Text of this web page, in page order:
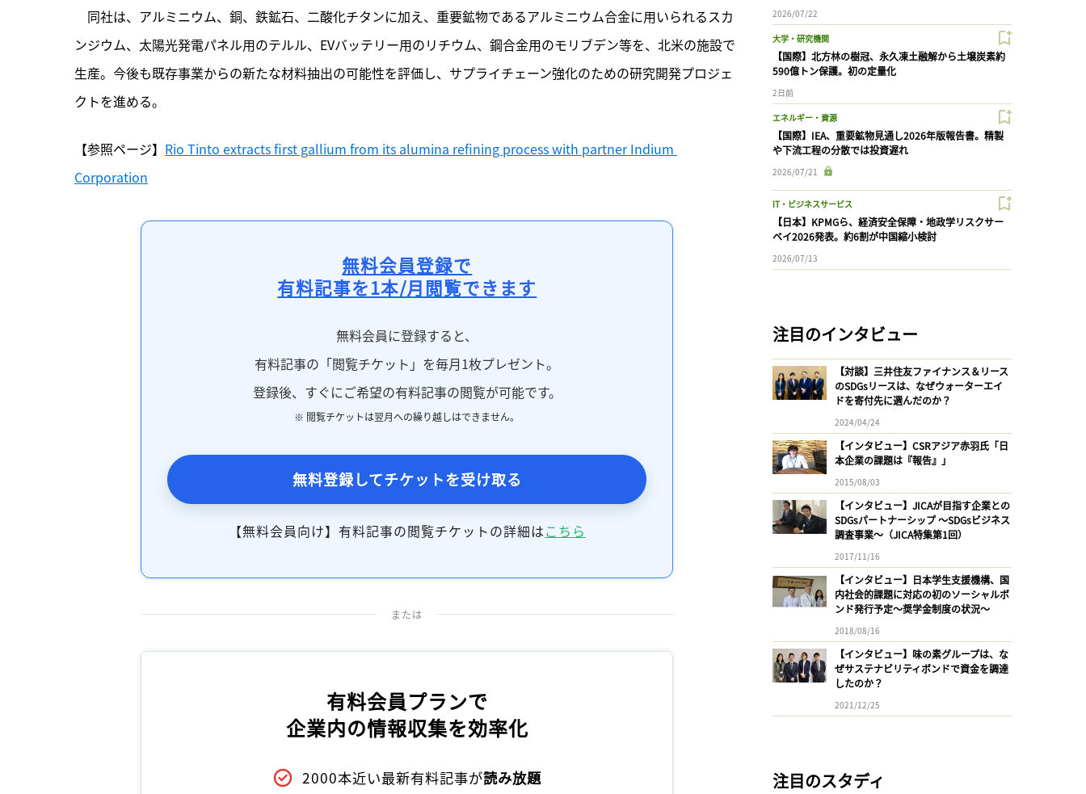
同社は、アルミニウム、銅、鉄鉱石、二酸化チタンに加え、重要鉱物であるアルミニウム合金に用いられるスカ
ンジウム、太陽光発電パネル用のテルル、EVバッテリー用のリチウム、鋼合金用のモリブデン等を、北米の施設で
生産。今後も既存事業からの新たな材料抽出の可能性を評価し、サプライチェーン強化のための研究開発プロジェ
クトを進める。
【参照ページ】 Rio Tinto extracts first gallium from its alumina refining process with partner Indium
Corporation
無料会員登録で
有料記事を1本/月閲覧できます
無料会員に登録すると、
有料記事の「閲覧チケット」を毎月1枚プレゼント。
登録後、すぐにご希望の有料記事の閲覧が可能です。
※ 閲覧チケットは翌月への繰り越しはできません。
無料登録してチケットを受け取る
【無料会員向け】有料記事の閲覧チケットの詳細はこちら
または
有料会員プランで
企業内の情報収集を効率化
2000本近い最新有料記事が読み放題
2026/07/22
大学・研究機関
【国際】北方林の樹冠、永久凍土融解から土壌炭素約
590億トン保護。初の定量化
2日前
エネルギー・資源
【国際】IEA、重要鉱物見通し2026年版報告書。精製
や下流工程の分散では投資遅れ
2026/07/21
IT・ビジネスサービス
【日本】KPMGら、経済安全保障・地政学リスクサー
ベイ2026発表。約6割が中国縮小検討
2026/07/13
注目のインタビュー
【対談】三井住友ファイナンス＆リース
のSDGsリースは、なぜウォーターエイ
ドを寄付先に選んだのか？
2024/04/24
【インタビュー】CSRアジア赤羽氏「日
本企業の課題は『報告』」
2015/08/03
【インタビュー】JICAが目指す企業との
SDGsパートナーシップ 〜SDGsビジネス
調査事業〜（JICA特集第1回）
2017/11/16
【インタビュー】日本学生支援機構、国
内社会的課題に対応の初のソーシャルボ
ンド発行予定〜奨学金制度の状況〜
2018/08/16
【インタビュー】味の素グループは、な
ぜサステナビリティボンドで資金を調達
したのか？
2021/12/25
注目のスタディ
ログインが必要です
ログイン 会員登録